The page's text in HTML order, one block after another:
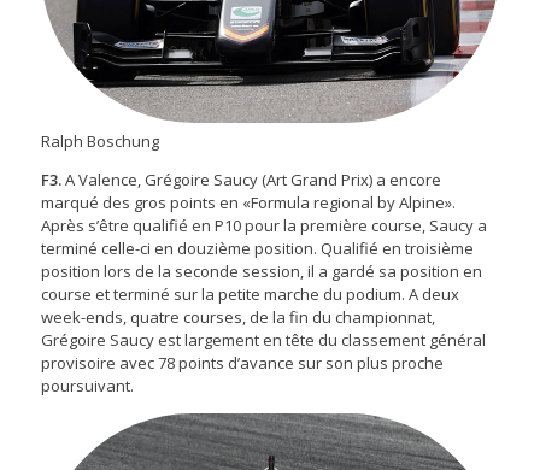
Ralph Boschung
F3.A Valence, Grégoire Saucy (Art Grand Prix) a encore
marqué des gros points en «Formula regional by Alpine».
Après s’être qualifié en P10 pour la première course, Saucy a
terminé celle-ci en douzième position. Qualifié en troisième
position lors de la seconde session, il a gardé sa position en
course et terminé sur la petite marche du podium. A deux
week-ends, quatre courses, de la fin du championnat,
Grégoire Saucy est largement en tête du classement général
provisoire avec 78 points d’avance sur son plus proche
poursuivant.